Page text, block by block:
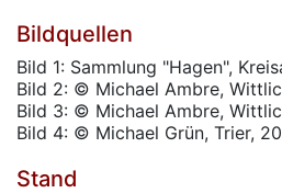
Bildquellen
Bild 1: Sammlung "Hagen",
Bild 2: © Michael Ambre,
Bild 3: © Michael Ambre,
Bild 4: © Michael Grün, Trier,
Stand